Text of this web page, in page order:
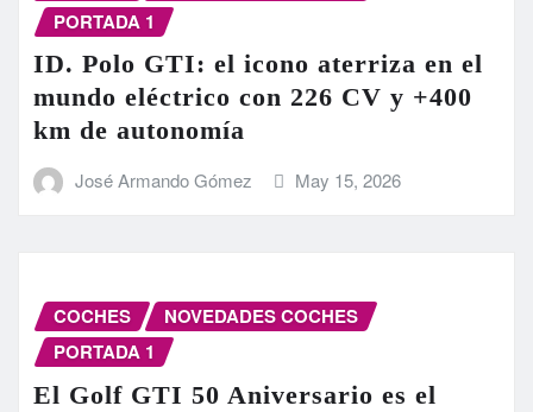
PORTADA 1
ID. Polo GTI: el icono aterriza en el
mundo eléctrico con 226 CV y +400
km de autonomía
José Armando Gómez May 15, 2026
COCHES
NOVEDADES COCHES
PORTADA 1
El Golf GTI 50 Aniversario es el